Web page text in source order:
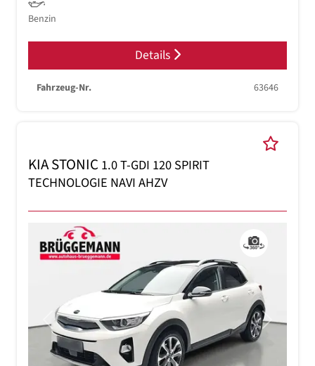
Benzin
Details
Fahrzeug-Nr. 63646
KIA STONIC 1.0 T-GDI 120 SPIRIT
TECHNOLOGIE NAVI AHZV
Previous Next